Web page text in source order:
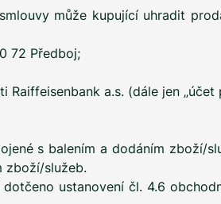
může kupující uhradit
72 Předboj;
a.s. (dále jen „účet
s balením a dodáním zboží/
zboží/služeb.
ustanovení čl. 4.6